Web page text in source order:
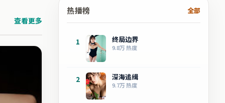
查看更多
热播榜 全部
1 终局边界
9.8万热度
2 深海追缉
9.7万热度